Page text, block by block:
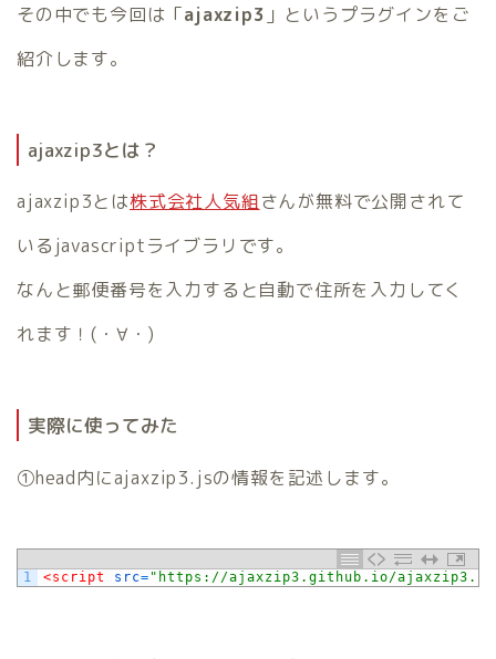
その中でも今回は「ajaxzip3 」というプラグインをご
紹介します。
ajaxzip3とは？
ajaxzip3とは株式会社人気組さんが無料で公開されて
いるjavascriptライブラリです。
なんと郵便番号を入力すると自動で住所を入力してく
れます！(・∀・)
実際に使ってみた
①head内にajaxzip3.jsの情報を記述します。
1 <script src= "https://ajaxzip3.github.io/